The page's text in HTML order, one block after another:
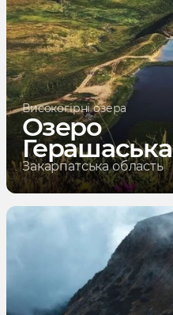
Високогірні озера
Озеро
Герашаська
Закарпатська область